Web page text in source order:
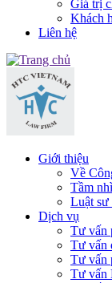
Giá trị
Khách
Liên hệ
Giới thiệu
Về
Tầm
Luật sư
Dịch vụ
Tư vấn
Tư vấn
Tư vấn
Tư vấn